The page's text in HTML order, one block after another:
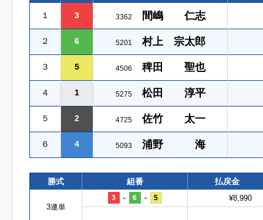
１ 3 3362 間嶋 仁志
２ 6 5201 村上 宗太郎
３ 5 4506 稗田 聖也
４ 1 5275 松田 淳平
５ 2 4725 佐竹 太一
６ 4 5093 浦野 海
勝式 組番 払戻金
3連単
3 - 6 - 5 ¥8,990